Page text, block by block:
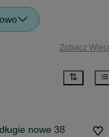
Zobacz
nowe 38